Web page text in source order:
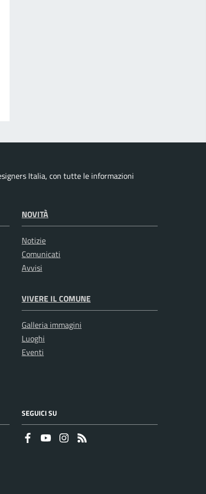
Italia, con tutte le informazioni
NOVITÀ
Notizie
Comunicati
Avvisi
VIVERE IL COMUNE
Galleria immagini
Luoghi
Eventi
SEGUICI SU
FaceboookYoutubeInstagram